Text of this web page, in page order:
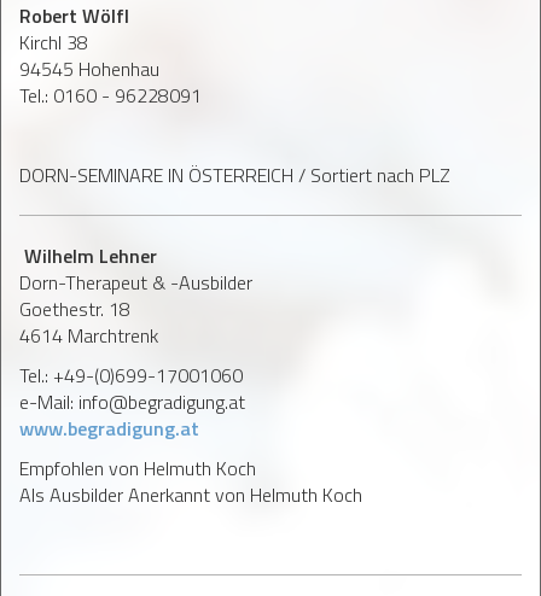
Robert Wölfl
Kirchl 38
94545 Hohenhau
Tel.: 0160 - 96228091
DORN-SEMINARE IN ÖSTERREICH / Sortiert nach PLZ
Wilhelm Lehner
Dorn-Therapeut & -Ausbilder
Goethestr. 18
4614 Marchtrenk
Tel.: +49-(0)699-17001060
e-Mail: info@begradigung.at
www.begradigung.at
Empfohlen von Helmuth Koch
Als Ausbilder Anerkannt von Helmuth Koch